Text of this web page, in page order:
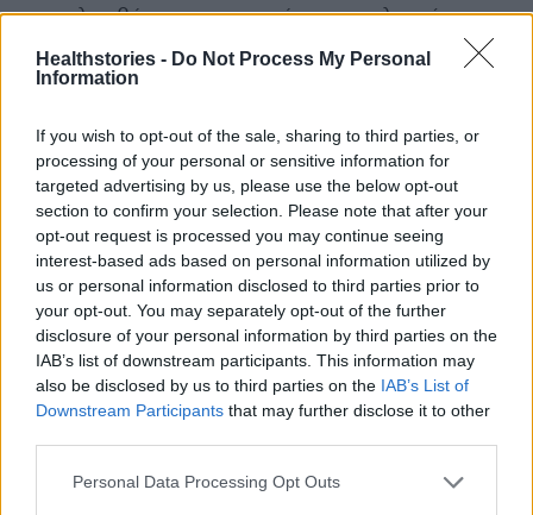
Healthstories - Do Not Process My Personal
Information
If you wish to opt-out of the sale, sharing to third parties, or
processing of your personal or sensitive information for
targeted advertising by us, please use the below opt-out
section to confirm your selection. Please note that after your
opt-out request is processed you may continue seeing
interest-based ads based on personal information utilized by
us or personal information disclosed to third parties prior to
your opt-out. You may separately opt-out of the further
disclosure of your personal information by third parties on the
IAB’s list of downstream participants. This information may
also be disclosed by us to third parties on the IAB’s List of
Downstream Participants that may further disclose it to other
Personal Data Processing Opt Outs
προσλαμβάνουμε παραπάνω νοσηλευτές»,
υπογράμμισε ο κ. Μητσοτάκης και κατέληξε:
«Θα κριθεί το νέο ΕΣΥ το 2027, στο τέλος της
λιθαράκι-λιθαράκι ο πολίτης θα αρχίσει να
βλέπει την αλλαγή. Δεν θα την δει αμέσως,
ούτε υπάρχει κάποια μαγική λύση για να
αλλάξει ένα σύστημα που είχε στερηθεί
πόρων πολλές δεκαετίες».